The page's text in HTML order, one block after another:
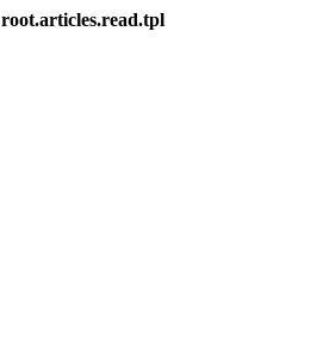
root.articles.read.tpl